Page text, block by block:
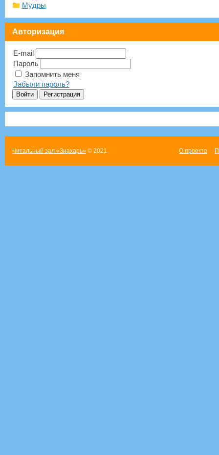
Мудры
Авторизация
E-mail
Пароль
Запомнить меня
Забыли пароль?
Читальный зал «Знахарь»© 2021 О проекте